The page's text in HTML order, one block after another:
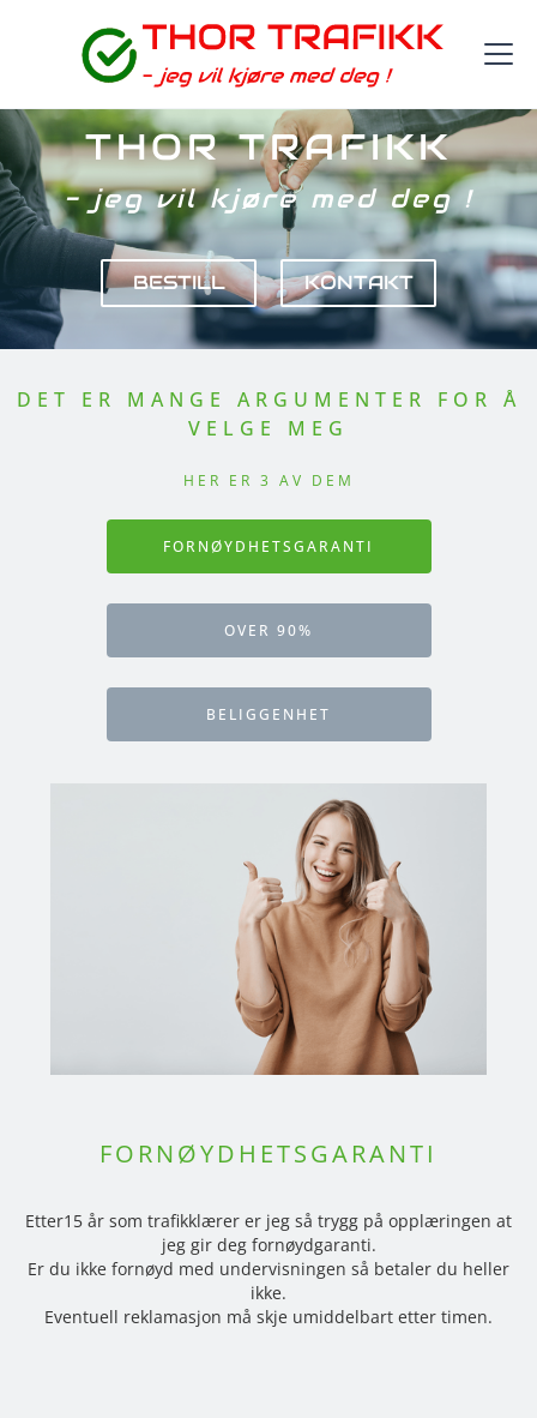
THOR TRAFIKK
- jeg vil kjøre med deg !
BESTILL KONTAKT
DET ER MANGE ARGUMENTER FOR Å
VELGE MEG
HER ER 3 AV DEM
FORNØYDHETSGARANTI
OVER 90%
BELIGGENHET
FORNØYDHETSGARANTI
Etter15 år som trafikklærer er jeg så trygg på opplæringen at
jeg gir deg fornøydgaranti.
Er du ikke fornøyd med undervisningen så betaler du heller
ikke.
Eventuell reklamasjon må skje umiddelbart etter timen.